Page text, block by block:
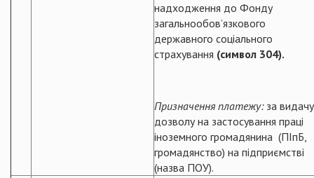
надходження до Фонду
загальнообов’язкового
державного соціального
страхування (символ 304).
Призначення платежу:за видачу
дозволу на застосування праці
іноземного громадянина (ПІпБ,
громадянство) на підприємстві
(назва ПОУ).